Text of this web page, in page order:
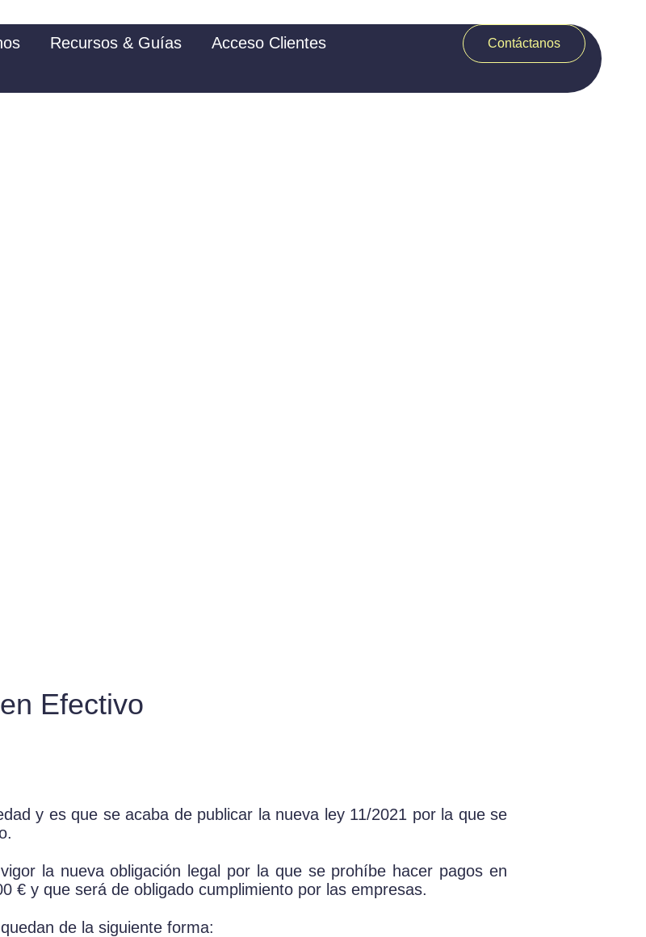
Recursos & Guías Acceso Clientes Contáctanos
Efectivo
y es que se acaba de publicar la nueva ley 11/2021 por la que se
la nueva obligación legal por la que se prohíbe hacer pagos en
€ y que será de obligado cumplimiento por las empresas.
de la siguiente forma: